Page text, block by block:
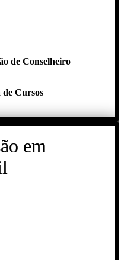
de Conselheiro
Cursos
em